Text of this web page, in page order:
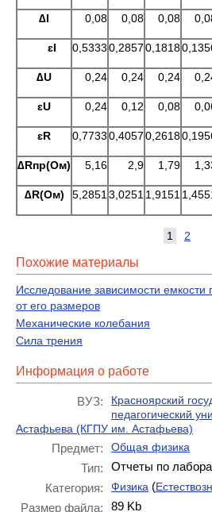
∆I 0,08 0,08 0,08
ɛI 0,53330,28570,1818
∆U 0,24 0,24 0,24
ɛU 0,24 0,12 0,08
ɛR 0,77330,40570,2618
∆Rпр(Ом) 5,16 2,9 1,79
∆R(Ом) 5,2851 3,0251 1,9151
1 2
Похожие материалы
Исследование зависимости емкости
от его размеров
Механические колебания
Сила трения
Информация о работе
ВУЗ:
Красноярский
педагогический
Астафьева (КГПУ им. Астафьева)
Предмет: Общая физика
Тип:
Отчеты по
Категория:
Физика (
Размер файла:
89 Kb